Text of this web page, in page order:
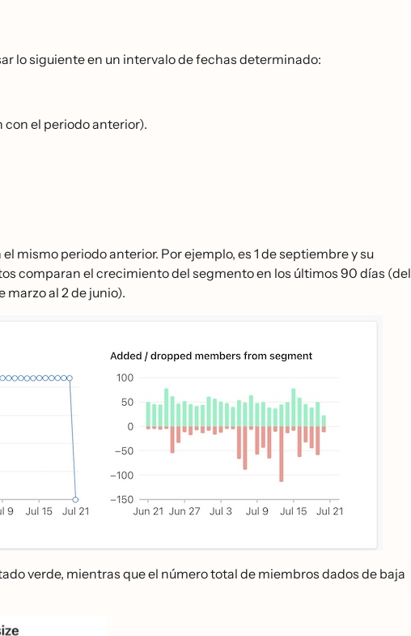
lo siguiente en un intervalo de fechas determinado:
el periodo anterior).
mismo periodo anterior. Por ejemplo, es 1 de septiembre y su
comparan el crecimiento del segmento en los últimos 90 días (del
marzo al 2 de junio).
verde, mientras que el número total de miembros dados de baja